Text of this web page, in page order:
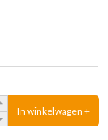
In winkelwagen +